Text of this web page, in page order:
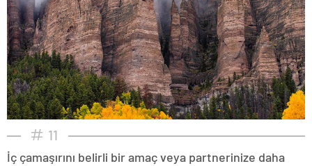
11
İç çamaşırını belirli bir amaç veya partnerinize daha